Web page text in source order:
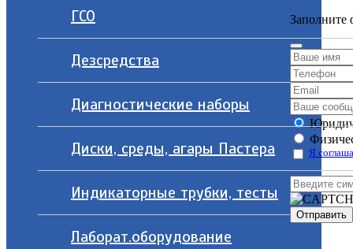
ГСО
Дезсредства
Диагностические наборы
Диски, среды, агары Пастера
Индикаторные трубки, тесты
Лаборат.оборудование
Заполните
Я